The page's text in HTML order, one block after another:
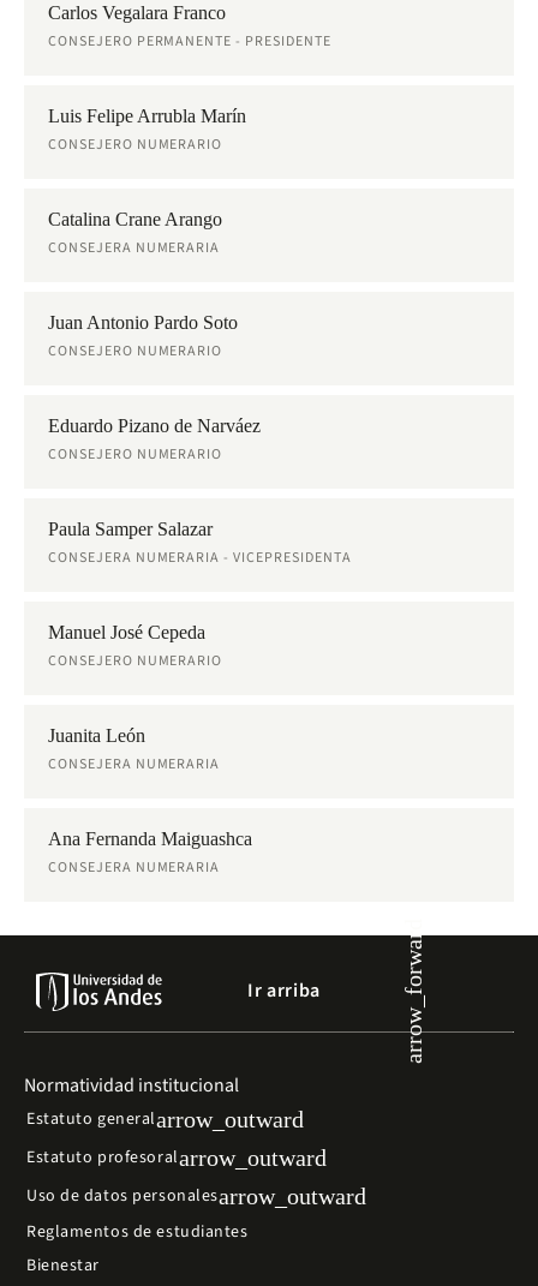
Carlos Vegalara Franco
CONSEJERO PERMANENTE - PRESIDENTE
Luis Felipe Arrubla Marín
CONSEJERO NUMERARIO
Catalina Crane Arango
CONSEJERA NUMERARIA
Juan Antonio Pardo Soto
CONSEJERO NUMERARIO
Eduardo Pizano de Narváez
CONSEJERO NUMERARIO
Paula Samper Salazar
CONSEJERA NUMERARIA - VICEPRESIDENTA
Manuel José Cepeda
CONSEJERO NUMERARIO
Juanita León
CONSEJERA NUMERARIA
Ana Fernanda Maiguashca
CONSEJERA NUMERARIA
Ir arriba arrow_forward
Normatividad institucional
Estatuto generalarrow_outward
Estatuto profesoralarrow_outward
Uso de datos personalesarrow_outward
Reglamentos de estudiantes
Bienestar